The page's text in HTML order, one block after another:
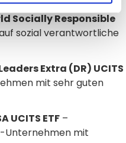
Socially Responsible
sozial verantwortliche
Extra (DR) UCITS
mit sehr guten
UCITS ETF –
Unternehmen mit